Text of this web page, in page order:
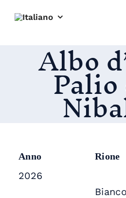
Albo
Anno Rione
2026
Bianco